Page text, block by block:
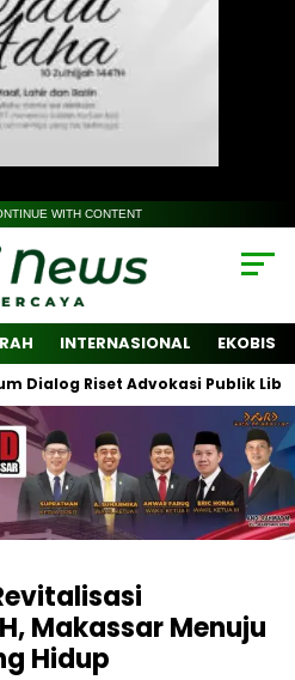
WITH CONTENT
INTERNASIONAL EKOBIS
Riset Advokasi Publik
Makassar Menuju
Hidup